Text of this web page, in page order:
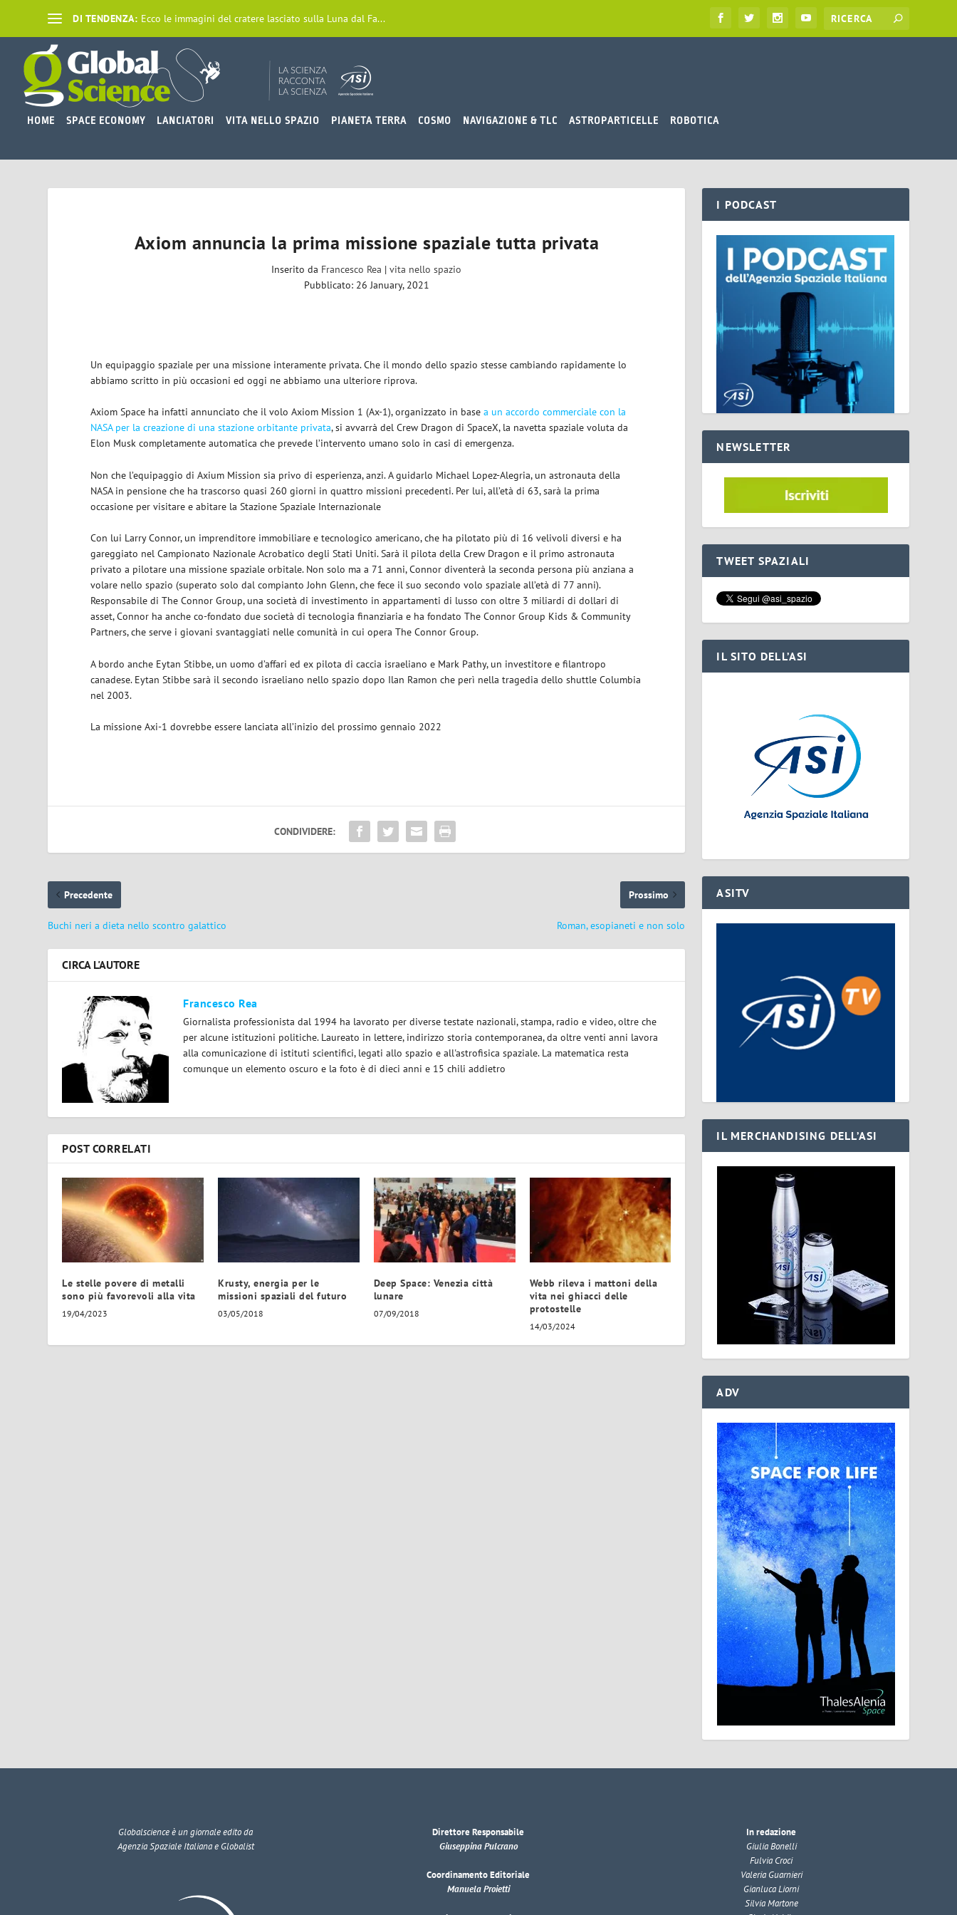
DI TENDENZA: Ecco le immagini del cratere lasciato sulla Luna dal Fa...
HOME SPACE ECONOMY LANCIATORI VITA NELLO SPAZIO PIANETA TERRA COSMO NAVIGAZIONE & TLC ASTROPARTICELLE ROBOTICA
Axiom annuncia la prima missione spaziale tutta privata
Inserito da Francesco Rea |vita nello spazio
Pubblicato: 26 January, 2021
Un equipaggio spaziale per una missione interamente privata. Che il mondo dello spazio stesse cambiando rapidamente lo
abbiamo scritto in più occasioni ed oggi ne abbiamo una ulteriore riprova.
Axiom Space ha infatti annunciato che il volo Axiom Mission 1 (Ax-1), organizzato in basea un accordo commerciale con la
NASA per la creazione di una stazione orbitante privata, si avvarrà del Crew Dragon di SpaceX, la navetta spaziale voluta da
Elon Musk completamente automatica che prevede l’intervento umano solo in casi di emergenza.
Non che l’equipaggio di Axium Mission sia privo di esperienza, anzi. A guidarlo Michael Lopez-Alegria, un astronauta della
NASA in pensione che ha trascorso quasi 260 giorni in quattro missioni precedenti. Per lui, all’età di 63, sarà la prima
occasione per visitare e abitare la Stazione Spaziale Internazionale
Con lui Larry Connor, un imprenditore immobiliare e tecnologico americano, che ha pilotato più di 16 velivoli diversi e ha
gareggiato nel Campionato Nazionale Acrobatico degli Stati Uniti. Sarà il pilota della Crew Dragon e il primo astronauta
privato a pilotare una missione spaziale orbitale. Non solo ma a 71 anni, Connor diventerà la seconda persona più anziana a
volare nello spazio (superato solo dal compianto John Glenn, che fece il suo secondo volo spaziale all’età di 77 anni).
Responsabile di The Connor Group, una società di investimento in appartamenti di lusso con oltre 3 miliardi di dollari di
asset, Connor ha anche co-fondato due società di tecnologia finanziaria e ha fondato The Connor Group Kids & Community
Partners, che serve i giovani svantaggiati nelle comunità in cui opera The Connor Group.
A bordo anche Eytan Stibbe, un uomo d’affari ed ex pilota di caccia israeliano e Mark Pathy, un investitore e filantropo
canadese. Eytan Stibbe sarà il secondo israeliano nello spazio dopo Ilan Ramon che perì nella tragedia dello shuttle Columbia
nel 2003.
La missione Axi-1 dovrebbe essere lanciata all’inizio del prossimo gennaio 2022
CONDIVIDERE:
Precedente
Buchi neri a dieta nello scontro galattico
Prossimo
Roman, esopianeti e non solo
CIRCA L'AUTORE
Francesco Rea
Giornalista professionista dal 1994 ha lavorato per diverse testate nazionali, stampa, radio e video, oltre che
per alcune istituzioni politiche. Laureato in lettere, indirizzo storia contemporanea, da oltre venti anni lavora
alla comunicazione di istituti scientifici, legati allo spazio e all'astrofisica spaziale. La matematica resta
comunque un elemento oscuro e la foto è di dieci anni e 15 chili addietro
POST CORRELATI
Le stelle povere di metalli
sono più favorevoli alla vita
19/04/2023
Krusty, energia per le
missioni spaziali del futuro
03/05/2018
Deep Space: Venezia città
lunare
07/09/2018
Webb rileva i mattoni della
vita nei ghiacci delle
protostelle
14/03/2024
I PODCAST
NEWSLETTER
TWEET SPAZIALI
IL SITO DELL’ASI
ASITV
IL MERCHANDISING DELL’ASI
ADV
Globalscienceè un giornale edito da
Agenzia Spaziale Italiana e Globalist
Direttore Responsabile
Giuseppina Pulcrano
Coordinamento Editoriale
Manuela Proietti
In redazione
Giulia Bonelli
Fulvia Croci
Valeria Guarnieri
Gianluca Liorni
Silvia Martone